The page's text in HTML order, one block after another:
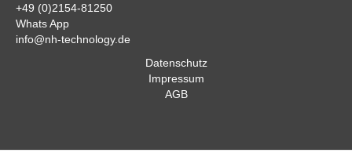
+49 (0)2154-81250
Whats App
info@nh-technology.de
Datenschutz
Impressum
AGB